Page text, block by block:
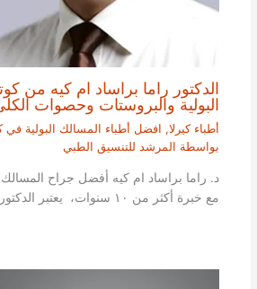
الدكتور راما براساد ام كيه من
البولية والبروستات وحصوات
أطباء كيرلا, افضل أطباء المسالك البولية في
بواسطة المرشد للتنسيق الطبي
د. راما براساد ام كيه أفضل جراح
مع خبرة أكثر من ١٠ سنوات، يعتبر الدكتور راما […]